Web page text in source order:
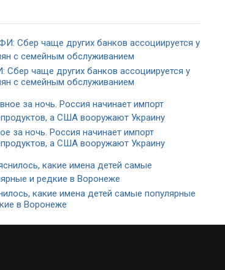
чаще других банков ассоциируется у
с семейным обслуживанием
за ночь. Россия начинает импорт
а США вооружают Украину
какие имена детей самые популярные
в Воронеже